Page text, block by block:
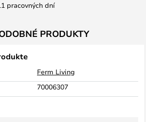
pracovných dní
PRODUKTY
Ferm Living
70006307